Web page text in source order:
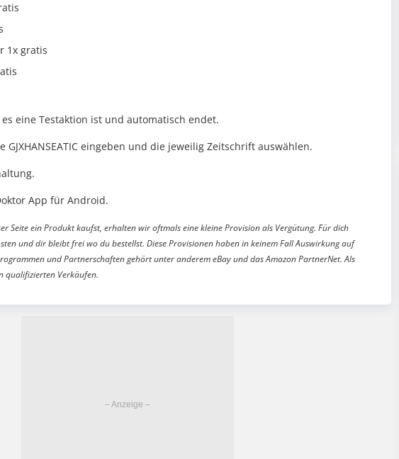
1x gratis
es eine Testaktion ist und automatisch endet.
GJXHANSEATIC eingeben und die jeweilig Zeitschrift auswählen.
App für Android.
Seite ein Produkt kaufst, erhalten wir oftmals eine kleine Provision als Vergütung. Für dich
und dir bleibt frei wo du bestellst. Diese Provisionen haben in keinem Fall Auswirkung auf
und Partnerschaften gehört unter anderem eBay und das Amazon PartnerNet. Als
qualifizierten Verkäufen.